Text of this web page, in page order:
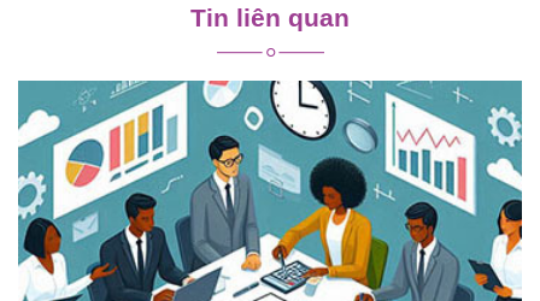
viết
Tin liên quan